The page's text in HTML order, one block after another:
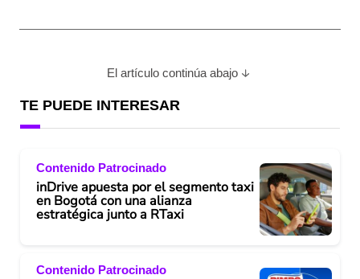
El artículo continúa abajo
TE PUEDE INTERESAR
Contenido Patrocinado
inDrive apuesta por el segmento taxi
en Bogotá con una alianza
estratégica junto a RTaxi
Contenido Patrocinado